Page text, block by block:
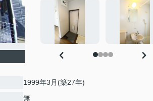
1999年3月(築27年)
無